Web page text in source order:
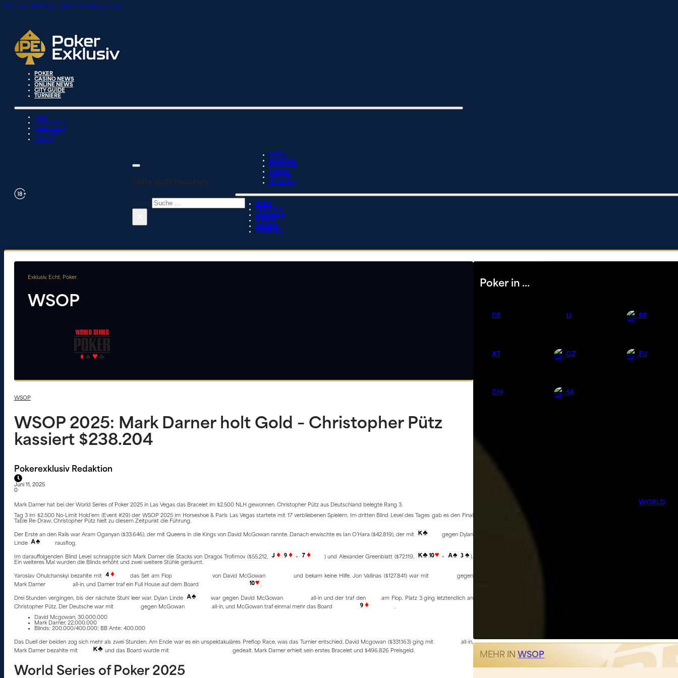
Zum Hauptinhalt springenZum Footer springen
POKER
CASINO NEWS
ONLINE NEWS
CITY GUIDE
TURNIERE
Poker
Casino News
Online News
City Guide
Turniere
Seite durchsuchen
NEWS
LIFESTYLE
STRATEGIE
VIDEOS
GALERIE
LIVEBLOG
NEWS
LIFESTYLE
STRATEGIE
VIDEOS
GALERIE
LIVEBLOG
Exklusiv. Echt. Poker.
WSOP
WSOP
WSOP 2025: Mark Darner holt Gold – Christopher Pütz
kassiert $238.204
Pokerexklusiv Redaktion
Juni 11, 2025
0
Mark Darner hat bei der World Series of Poker 2025 in Las Vegas das Bracelet im $2.500 NLH gewonnen. Christopher Pütz aus Deutschland belegte Rang 3.
Tag 3 im $2.500 No-Limit Hold’em (Event #29) der WSOP 2025 im Horseshoe & Paris Las Vegas startete mit 17 verbliebenen Spielern. Im dritten Blind Level des Tages gab es den Final
Table Re-Draw. Christopher Pütz hielt zu diesem Zeitpunkt die Führung.
Der Erste an den Rails war Aram Oganyan ($33.646), der mit Queens in die Kings von David McGowan rannte. Danach erwischte es Ian O’Hara ($42.819), der mit
gegen Dylan
Linde
rausflog.
Im darauffolgenden Blind Level schnappte sich Mark Darner die Stacks von Dragos Trofimov ($55.212, < ) und Alexander Greenblatt ($72.119, <
).
Ein weiteres Mal wurden die Blinds erhöht und zwei weitere Stühle geräumt.
Yaroslav Ohulchanskyi bezahlte mit das Set am Flop von David McGowan und bekam keine Hilfe. Jon Vallinas ($127.841) war mit
gegen
Mark Darner
all-in, und Darner traf ein Full House auf dem Board .
Drei Stunden vergingen, bis der nächste Stuhl leer war. Dylan Linde war gegen David McGowan all-in und der traf den
am Flop. Platz 3 ging letztendlich an
Christopher Pütz. Der Deutsche war mit
gegen McGowan all-in, und McGowan traf einmal mehr das Board
.
David Mcgowan, 30.000.000
Mark Darner, 22.000.000
Blinds: 200.000/400.000; BB Ante: 400.000
Das Duell der beiden zog sich mehr als zwei Stunden. Am Ende war es ein unspektakuläres Preflop Race, was das Turnier entschied. David Mcgowan ($331.163) ging mit
all-in,
Mark Darner bezahlte mit
und das Board wurde mit gedealt. Mark Darner erhielt sein erstes Bracelet und $496.826 Preisgeld.
World Series of Poker 2025
Poker in …
DE
AT
CH
LI
CZ
SK
BE
EU
WORLD
MEHR IN WSOP